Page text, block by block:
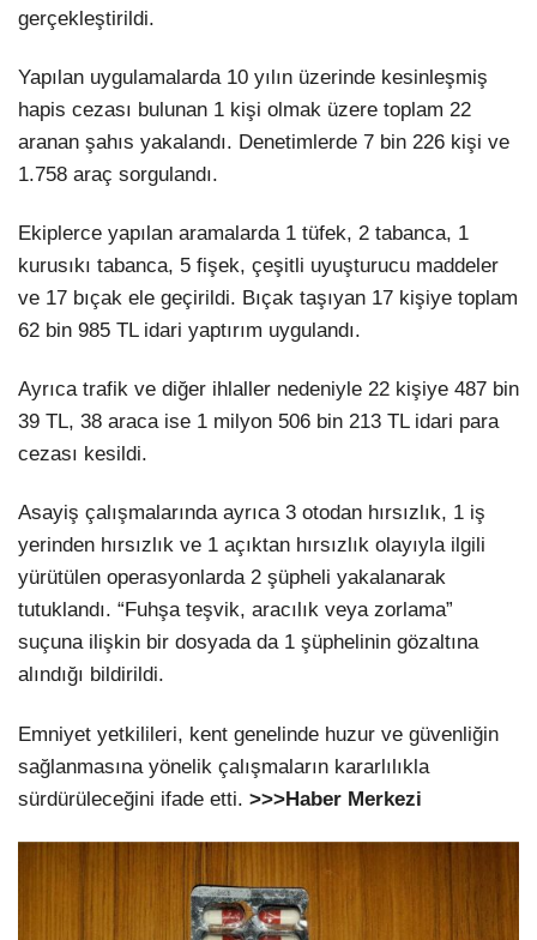
gerçekleştirildi.
Yapılan uygulamalarda 10 yılın üzerinde kesinleşmiş
hapis cezası bulunan 1 kişi olmak üzere toplam 22
aranan şahıs yakalandı. Denetimlerde 7 bin 226 kişi ve
1.758 araç sorgulandı.
Ekiplerce yapılan aramalarda 1 tüfek, 2 tabanca, 1
kurusıkı tabanca, 5 fişek, çeşitli uyuşturucu maddeler
ve 17 bıçak ele geçirildi. Bıçak taşıyan 17 kişiye toplam
62 bin 985 TL idari yaptırım uygulandı.
Ayrıca trafik ve diğer ihlaller nedeniyle 22 kişiye 487 bin
39 TL, 38 araca ise 1 milyon 506 bin 213 TL idari para
cezası kesildi.
Asayiş çalışmalarında ayrıca 3 otodan hırsızlık, 1 iş
yerinden hırsızlık ve 1 açıktan hırsızlık olayıyla ilgili
yürütülen operasyonlarda 2 şüpheli yakalanarak
tutuklandı. “Fuhşa teşvik, aracılık veya zorlama”
suçuna ilişkin bir dosyada da 1 şüphelinin gözaltına
alındığı bildirildi.
Emniyet yetkilileri, kent genelinde huzur ve güvenliğin
sağlanmasına yönelik çalışmaların kararlılıkla
sürdürüleceğini ifade etti. >>>Haber Merkezi